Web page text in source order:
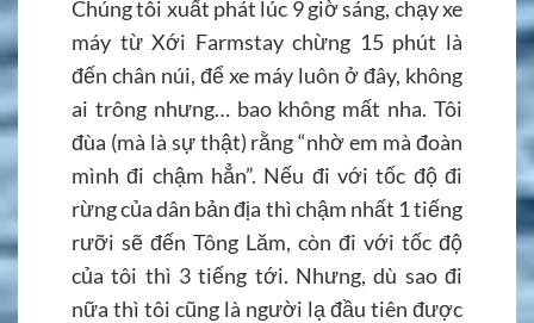
Chúng tôi xuất phát lúc 9 giờ sáng, chạy xe
máy từ Xới Farmstay chừng 15 phút là
đến chân núi, để xe máy luôn ở đây, không
ai trông nhưng… bao không mất nha. Tôi
đùa (mà là sự thật) rằng “nhờ em mà đoàn
mình đi chậm hẳn”. Nếu đi với tốc độ đi
rừng của dân bản địa thì chậm nhất 1 tiếng
rưỡi sẽ đến Tông Lăm, còn đi với tốc độ
của tôi thì 3 tiếng tới. Nhưng, dù sao đi
nữa thì tôi cũng là người lạ đầu tiên được